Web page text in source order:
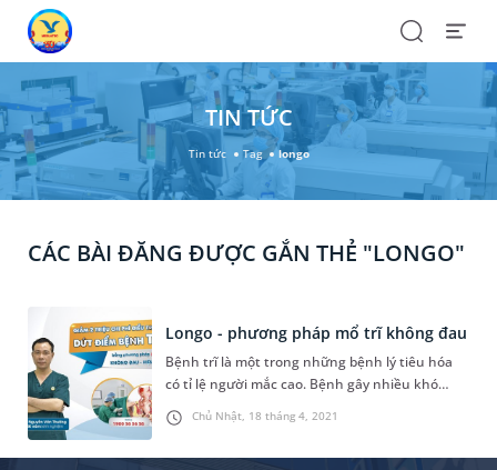
SearchOpen
TIN TỨC
Tin tức Tag longo
CÁC BÀI ĐĂNG ĐƯỢC GẮN THẺ "LONGO"
Chủ Nhật, 18 tháng 4, 2021
Longo - phương pháp mổ trĩ không đau
Bệnh trĩ là một trong những bệnh lý tiêu hóa
có tỉ lệ người mắc cao. Bệnh gây nhiều khó
chịu, phiền toái, ảnh hưởng nhiều đến sức
khỏe, chất lượng cuộc sống và tâm lý của người